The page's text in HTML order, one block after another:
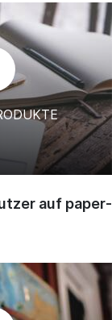
auf paper-